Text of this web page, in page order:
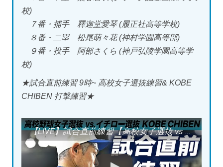
校)
７番・捕手 釋迦堂愛琴 (履正社高等学校)
８番・二塁 松尾萌々花 (神村学園高等部)
９番・投手 阿部さくら (神戸弘陵学園高等学
校)
★試合直前練習 9時~ 高校女子選抜練習& KOBE
CHIBEN 打撃練習★
【LIVE】試合直前練習【高校女子選抜 vs イチロー選抜】